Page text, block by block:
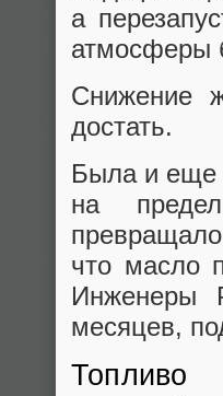
а
атмосферы
Снижение
достать.
Была и еще
на
что масло
Инженеры
месяцев,
Топливо